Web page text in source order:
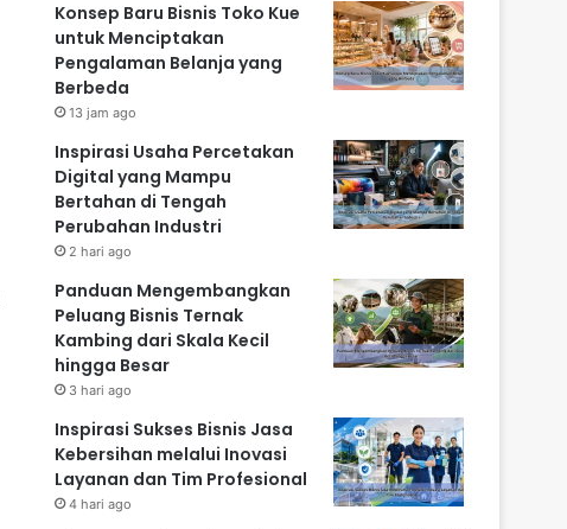
Konsep Baru Bisnis Toko Kue
untuk Menciptakan
Pengalaman Belanja yang
Berbeda
13 jam ago
Inspirasi Usaha Percetakan
Digital yang Mampu
Bertahan di Tengah
Perubahan Industri
2 hari ago
Panduan Mengembangkan
Peluang Bisnis Ternak
Kambing dari Skala Kecil
hingga Besar
3 hari ago
Inspirasi Sukses Bisnis Jasa
Kebersihan melalui Inovasi
Layanan dan Tim Profesional
4 hari ago